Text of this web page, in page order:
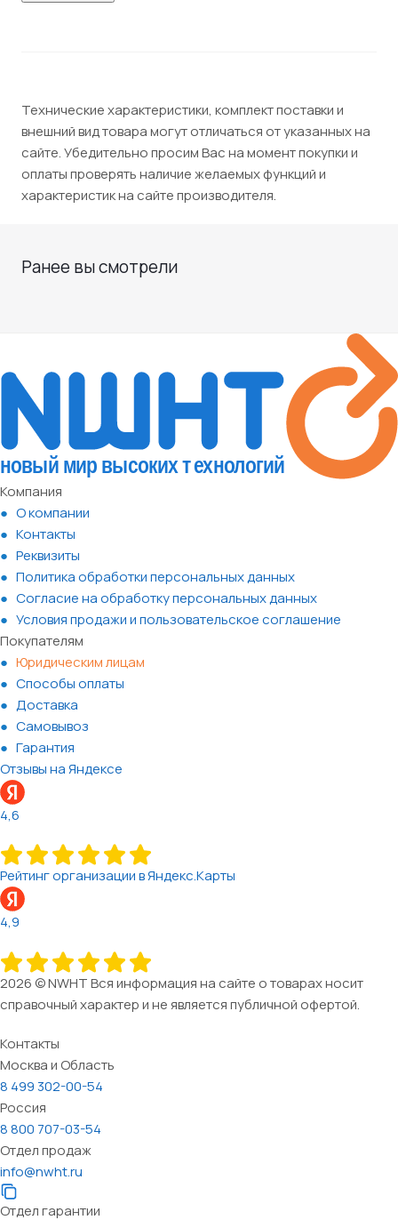
Технические характеристики, комплект поставки и
внешний вид товара могут отличаться от указанных на
сайте. Убедительно просим Вас на момент покупки и
оплаты проверять наличие желаемых функций и
характеристик на сайте производителя.
Ранее вы смотрели
Компания
О компании
Контакты
Реквизиты
Политика обработки персональных данных
Согласие на обработку персональных данных
Условия продажи и пользовательское соглашение
Покупателям
Юридическим лицам
Способы оплаты
Доставка
Самовывоз
Гарантия
Отзывы на Яндексе
4,6
Рейтинг организации в Яндекс.Карты
4,9
2026 © NWHT Вся информация на сайте о товарах носит
справочный характер и не является публичной офертой.
Контакты
Москва и Область
8 499 302-00-54
Россия
8 800 707-03-54
Отдел продаж
info@nwht.ru
Отдел гарантии